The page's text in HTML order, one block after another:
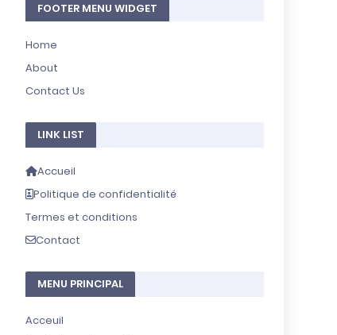
FOOTER MENU WIDGET
Home
About
Contact Us
LINK LIST
Accueil
Politique de confidentialité
Termes et conditions
Contact
MENU PRINCIPAL
Acceuil